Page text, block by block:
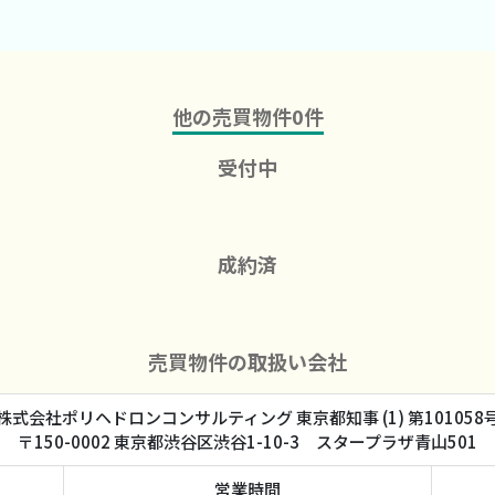
他の売買物件0件
受付中
成約済
売買物件の取扱い会社
式会社ポリヘドロンコンサルティング 東京都知事 (1) 第101058
〒150-0002 東京都渋谷区渋谷1-10-3 スタープラザ青山501
営業時間